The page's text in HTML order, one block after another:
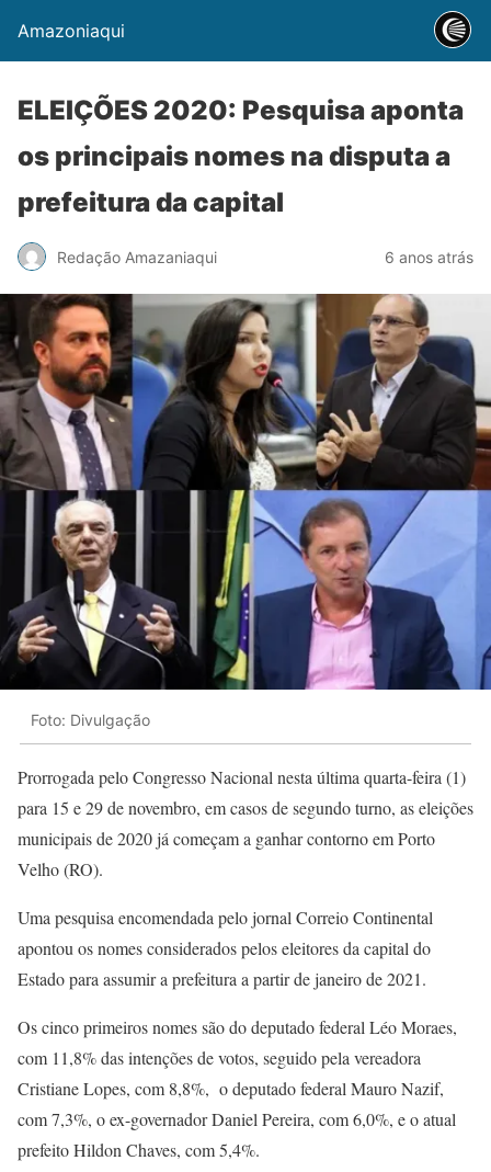
Amazoniaqui
ELEIÇÕES 2020: Pesquisa aponta
os principais nomes na disputa a
prefeitura da capital
Redação Amazaniaqui 6 anos atrás
Foto: Divulgação
Prorrogada pelo Congresso Nacional nesta última quarta-feira (1)
para 15 e 29 de novembro, em casos de segundo turno, as eleições
municipais de 2020 já começam a ganhar contorno em Porto
Velho (RO).
Uma pesquisa encomendada pelo jornal Correio Continental
apontou os nomes considerados pelos eleitores da capital do
Estado para assumir a prefeitura a partir de janeiro de 2021.
Os cinco primeiros nomes são do deputado federal Léo Moraes,
com 11,8% das intenções de votos, seguido pela vereadora
Cristiane Lopes, com 8,8%, o deputado federal Mauro Nazif,
com 7,3%, o ex-governador Daniel Pereira, com 6,0%, e o atual
prefeito Hildon Chaves, com 5,4%.